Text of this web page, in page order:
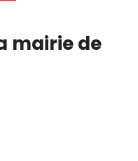
mairie de